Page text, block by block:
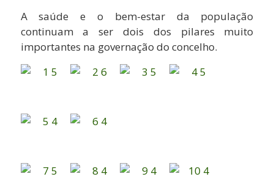
A saúde e o bem-estar da população
continuam a ser dois dos pilares muito
importantes na governação do concelho.